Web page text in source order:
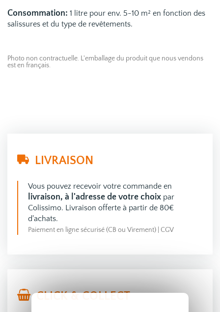
Consommation: 1 litre pour env. 5-10 m² en fonction des
salissures et du type de revêtements.
Photo non contractuelle. L'emballage du produit que nous vendons
est en français.
LIVRAISON
Vous pouvez recevoir votre commande en
livraison, à l'adresse de votre choix par
Colissimo. Livraison offerte à partir de 80€
d'achats.
Paiement en ligne sécurisé (CB ou Virement) CGV
CLICK & COLLECT